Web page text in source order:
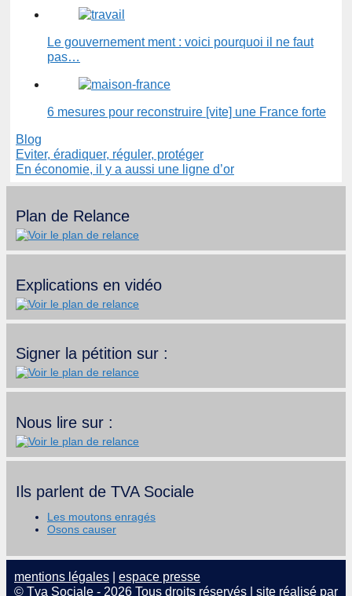
Le gouvernement ment : voici pourquoi il ne faut
pas…
6 mesures pour reconstruire [vite] une France forte
Catégories
Blog
Eviter, éradiquer, réguler, protéger
En économie, il y a aussi une ligne d’or
Plan de Relance
Explications en vidéo
Signer la pétition sur :
Nous lire sur :
Ils parlent de TVA Sociale
Les moutons enragés
Osons causer
mentions légales
espace presse
© Tva Sociale - 2026 Tous droits réservés | site réalisé par